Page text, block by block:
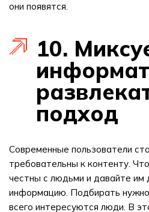
они появятся.
10.
подход
Современные пользователи
требовательны к контенту.
честны с людьми и давайте им
информацию. Подбирать
всего интересуются люди. В